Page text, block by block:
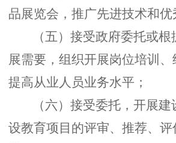
品展览会，推广先进技术和优
（五）接受政府委托或
展需要，组织开展岗位培训、
提高从业人员业务水平；
（六）接受委托，开展
设教育项目的评审、推荐、